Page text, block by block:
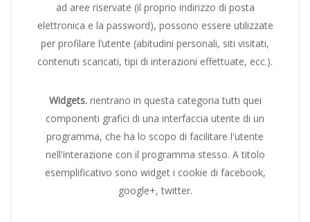
ad aree riservate (il proprio indirizzo di posta
elettronica e la password), possono essere utilizzate
per profilare l’utente (abitudini personali, siti visitati,
contenuti scaricati, tipi di interazioni effettuate, ecc.).
Widgets.rientrano in questa categoria tutti quei
componenti grafici di una interfaccia utente di un
programma, che ha lo scopo di facilitare l'utente
nell'interazione con il programma stesso. A titolo
esemplificativo sono widget i cookie di facebook,
google+, twitter.